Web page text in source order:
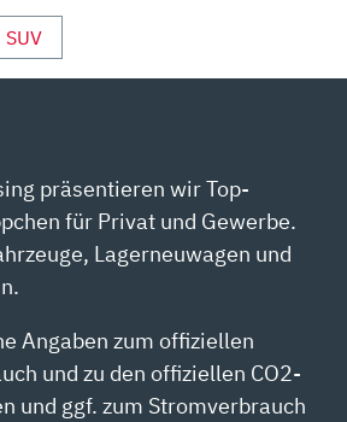
SUV
präsentieren wir Top-
für Privat und Gewerbe.
Lagerneuwagen und
Angaben zum offiziellen
und zu den offiziellen CO2-
und ggf. zum Stromverbrauch